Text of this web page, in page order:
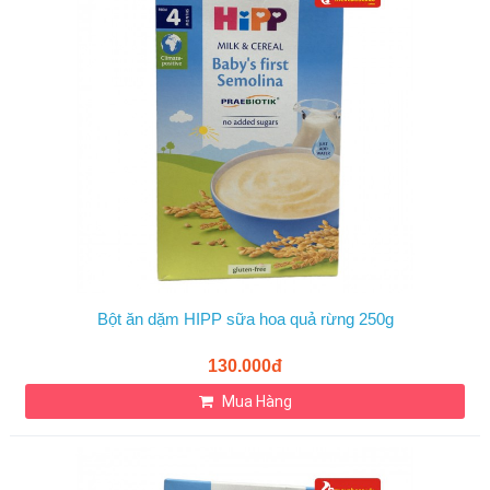
Bột ăn dặm HIPP sữa hoa quả rừng 250g
130.000đ
Mua Hàng